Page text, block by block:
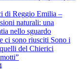
di Reggio Emilia –
naturali: una
nello sguardo
ci sono riusciti Sono i
del Chierici